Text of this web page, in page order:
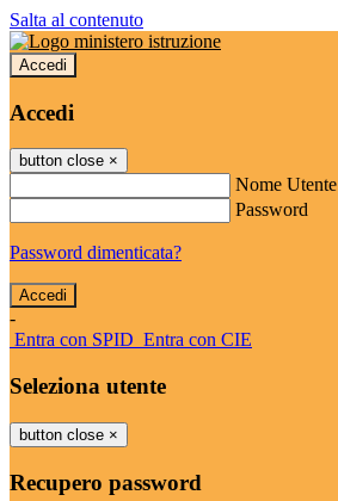
Salta al contenuto
Accedi
Accedi
button close ×
Nome Utente
Password
Password dimenticata?
-
Entra con SPID Entra con CIE
Seleziona utente
button close ×
Recupero password